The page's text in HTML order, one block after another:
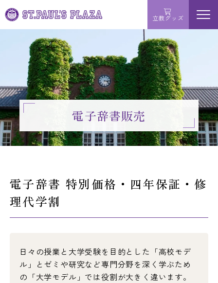
立教グッズ menu
サービス
お問い合わせ
新入生へのご案内 撮影
施設利用 法人の方
電子辞書販売
電子辞書 特別価格・四年保証・修
理代学割
日々の授業と大学受験を目的とした「高校モデ
ル」とゼミや研究など専門分野を深く学ぶため
の「大学モデル」では役割が大きく違います。